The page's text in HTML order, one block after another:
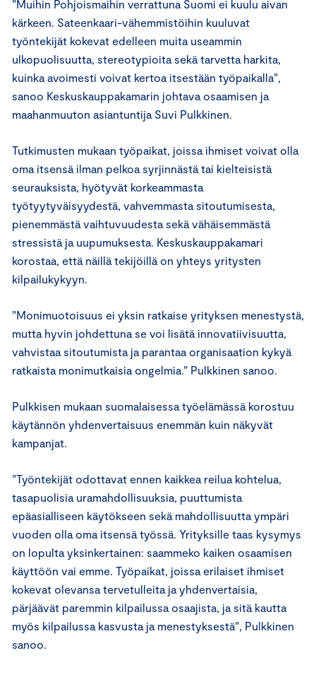
”Muihin Pohjoismaihin verrattuna Suomi ei kuulu aivan
kärkeen. Sateenkaari-vähemmistöihin kuuluvat
työntekijät kokevat edelleen muita useammin
ulkopuolisuutta, stereotypioita sekä tarvetta harkita,
kuinka avoimesti voivat kertoa itsestään työpaikalla”,
sanoo Keskuskauppakamarin johtava osaamisen ja
maahanmuuton asiantuntija Suvi Pulkkinen.
Tutkimusten mukaan työpaikat, joissa ihmiset voivat olla
oma itsensä ilman pelkoa syrjinnästä tai kielteisistä
seurauksista, hyötyvät korkeammasta
työtyytyväisyydestä, vahvemmasta sitoutumisesta,
pienemmästä vaihtuvuudesta sekä vähäisemmästä
stressistä ja uupumuksesta. Keskuskauppakamari
korostaa, että näillä tekijöillä on yhteys yritysten
kilpailukykyyn.
”Monimuotoisuus ei yksin ratkaise yrityksen menestystä,
mutta hyvin johdettuna se voi lisätä innovatiivisuutta,
vahvistaa sitoutumista ja parantaa organisaation kykyä
ratkaista monimutkaisia ongelmia.” Pulkkinen sanoo.
Pulkkisen mukaan suomalaisessa työelämässä korostuu
käytännön yhdenvertaisuus enemmän kuin näkyvät
kampanjat.
”Työntekijät odottavat ennen kaikkea reilua kohtelua,
tasapuolisia uramahdollisuuksia, puuttumista
epäasialliseen käytökseen sekä mahdollisuutta ympäri
vuoden olla oma itsensä työssä. Yrityksille taas kysymys
on lopulta yksinkertainen: saammeko kaiken osaamisen
käyttöön vai emme. Työpaikat, joissa erilaiset ihmiset
kokevat olevansa tervetulleita ja yhdenvertaisia,
pärjäävät paremmin kilpailussa osaajista, ja sitä kautta
myös kilpailussa kasvusta ja menestyksestä”, Pulkkinen
sanoo.